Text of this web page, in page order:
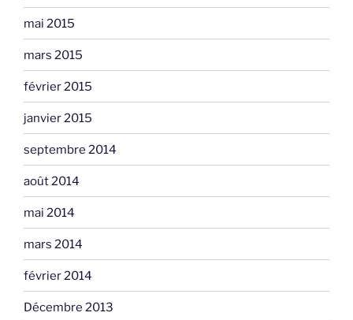
mai 2015
mars 2015
février 2015
janvier 2015
septembre 2014
août 2014
mai 2014
mars 2014
février 2014
Décembre 2013